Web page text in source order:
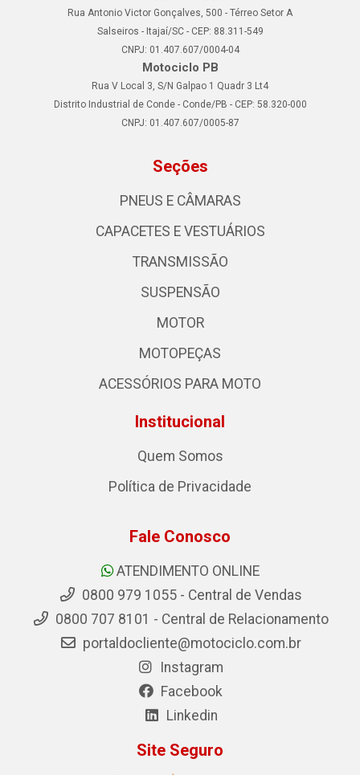
Rua Antonio Victor Gonçalves, 500 - Térreo Setor A
Salseiros - Itajaí/SC - CEP: 88.311-549
CNPJ: 01.407.607/0004-04
Motociclo PB
Rua V Local 3, S/N Galpao 1 Quadr 3 Lt4
Distrito Industrial de Conde - Conde/PB - CEP: 58.320-000
CNPJ: 01.407.607/0005-87
Seções
PNEUS E CÂMARAS
CAPACETES E VESTUÁRIOS
TRANSMISSÃO
SUSPENSÃO
MOTOR
MOTOPEÇAS
ACESSÓRIOS PARA MOTO
Institucional
Quem Somos
Política de Privacidade
Fale Conosco
ATENDIMENTO ONLINE
0800 979 1055 - Central de Vendas
0800 707 8101 - Central de Relacionamento
portaldocliente@motociclo.com.br
Instagram
Facebook
Linkedin
Site Seguro